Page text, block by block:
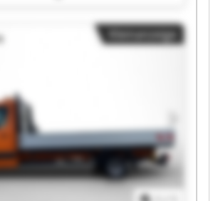
Hydraulik & Maschinenbau GmbH
Hydraulik & Maschinenbau GmbH
Hydraulik & Maschinenbau GmbH
Hydraulik & Maschinenbau GmbH
Hydraulik & Maschinenbau GmbH
Hydraulik & Maschinenbau GmbH
Hydraulik & Maschinenbau GmbH
Hydraulik & Maschinenbau GmbH
Hydraulik & Maschinenbau GmbH
Hydraulik & Maschinenbau GmbH
Hydraulik & Maschinenbau GmbH
Kleinanzeige